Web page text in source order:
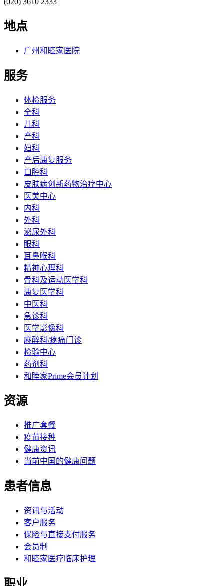
地点
广州和睦家医院
服务
体检服务
全科
儿科
产科
妇科
产后康复服务
口腔科
皮肤病创新药物治疗中心
医美中心
内科
外科
泌尿外科
眼科
耳鼻喉科
精神心理科
骨科及运动医学科
康复医学科
中医科
急诊科
医学影像科
麻醉科/疼痛门诊
检验中心
药剂科
和睦家Prime会员计划
资源
推广套餐
疫苗接种
健康资讯
当前中国的健康问题
患者信息
资讯与活动
客户服务
保险与直接支付服务
会员制
和睦家医疗临床护理